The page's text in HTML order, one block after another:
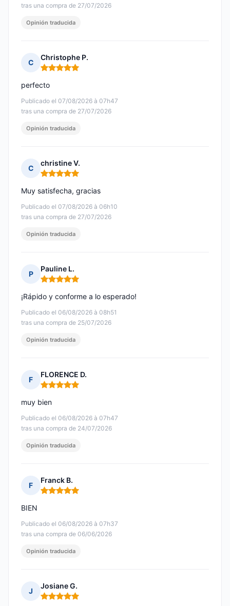
tras una compra de 27/07/2026
Opinión traducida
C
Christophe P.
Nota: 5 de 5
Publicado el 07/08/2026 à 07h47
tras una compra de 27/07/2026
perfecto
Opinión traducida
C
christine V.
Nota: 5 de 5
Publicado el 07/08/2026 à 06h10
tras una compra de 27/07/2026
Muy satisfecha, gracias
Opinión traducida
P
Pauline L.
Nota: 5 de 5
Publicado el 06/08/2026 à 08h51
tras una compra de 25/07/2026
¡Rápido y conforme a lo esperado!
Opinión traducida
F
FLORENCE D.
Nota: 5 de 5
Publicado el 06/08/2026 à 07h47
tras una compra de 24/07/2026
muy bien
Opinión traducida
F
Franck B.
Nota: 5 de 5
Publicado el 06/08/2026 à 07h37
tras una compra de 06/06/2026
BIEN
Opinión traducida
J
Josiane G.
Nota: 5 de 5